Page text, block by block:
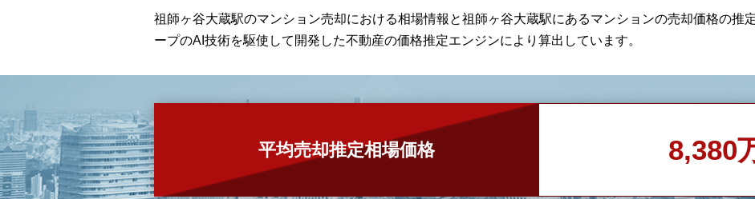
祖師ヶ谷大蔵駅のマンション売却における相場情報と祖師ヶ谷大蔵駅にあるマンションの売却価格の推
ープのAI技術を駆使して開発した不動産の価格推定エンジンにより算出しています。
平均売却推定相場価格 8,380